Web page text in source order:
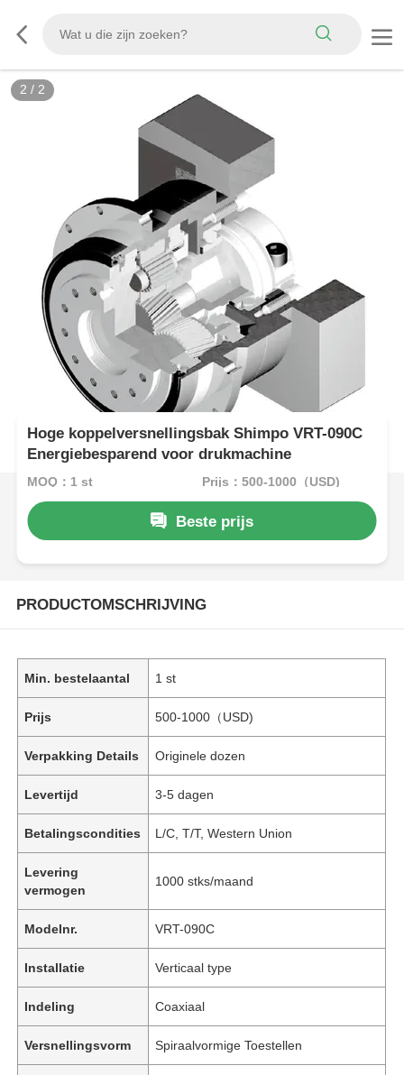
2 / 2
Hoge koppelversnellingsbak Shimpo VRT-090C
Energiebesparend voor drukmachine
MOQ：1 st Prijs：500-1000（USD)
Beste prijs
PRODUCTOMSCHRIJVING
Min. bestelaantal 1 st
Prijs 500-1000（USD)
Verpakking Details Originele dozen
Levertijd 3-5 dagen
Betalingscondities L/C, T/T, Western Union
Levering
vermogen
1000 stks/maand
Modelnr. VRT-090C
Installatie Verticaal type
Indeling Coaxiaal
Versnellingsvorm Spiraalvormige Toestellen